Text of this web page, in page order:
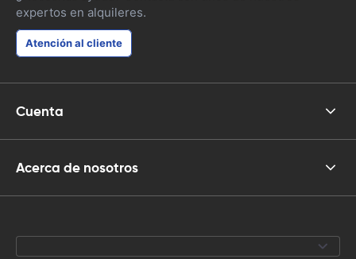
expertos en alquileres.
Atención al cliente
Cuenta
Acerca de nosotros